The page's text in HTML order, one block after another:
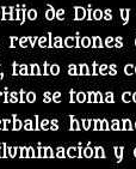
de Dios
antes
se toma
y